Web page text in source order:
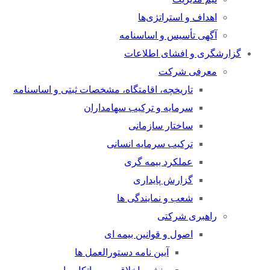
اهداف و استراتژی‌ها
آگهی تأسیس و اساسنامه
گزارشگری و افشای اطلاعات
معرفی شرکت
تاریخچه، اقامتگاه، مشخصات ثبتی و اساسنامه
سرمایه و ترکیب سهامداران
ساختار سازمانی
ترکیب سرمایه انسانی
عملکرد بیمه گری
گزارش پایداری
شعب و نمایندگی ها
راهبری شرکتی
اصول و قوانین بیمه ای
آیین نامه دستورالعمل ها